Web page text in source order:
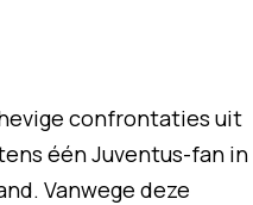
confrontaties uit
één Juventus-fan in
Vanwege deze